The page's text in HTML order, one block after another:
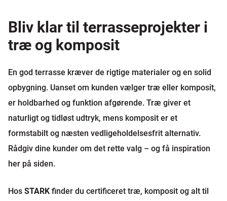
Bliv klar til terrasseprojekter i
træ og komposit
En god terrasse kræver de rigtige materialer og en solid
opbygning. Uanset om kunden vælger træ eller komposit,
er holdbarhed og funktion afgørende. Træ giver et
naturligt og tidløst udtryk, mens komposit er et
formstabilt og næsten vedligeholdelsesfrit alternativ.
Rådgiv dine kunder om det rette valg – og få inspiration
her på siden.
Hos STARK finder du certificeret træ, komposit og alt til